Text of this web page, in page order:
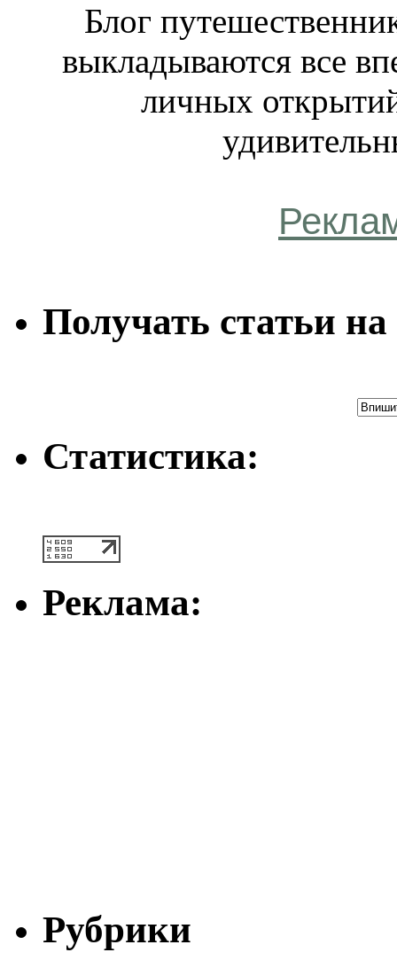
Блог
выкладываются все
личных
Получать статьи
Статистика:
Реклама:
Рубрики